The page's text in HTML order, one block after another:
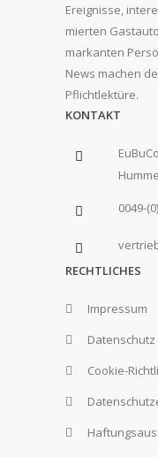
Ereignisse,
mierten
markanten
News machen
Pflichtlektüre.
KONTAKT
0049-
RECHTLICHES
Impressum
Datenschutz
Cookie-